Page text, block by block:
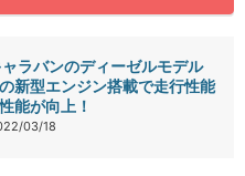
ャラバンのディーゼルモデル
新型エンジン搭載で走行性能
能が向上！
03/18